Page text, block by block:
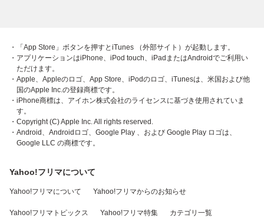
・「App Store」ボタンを押すとiTunes （外部サイト）が起動します。
・アプリケーションはiPhone、iPod touch、iPadまたはAndroidでご利用い
ただけます。
・Apple、Appleのロゴ、App Store、iPodのロゴ、iTunesは、米国および他
国のApple Inc.の登録商標です。
・iPhone商標は、アイホン株式会社のライセンスに基づき使用されていま
す。
・Copyright (C) Apple Inc. All rights reserved.
・Android、Androidロゴ、Google Play 、および Google Play ロゴは、
Google LLC の商標です。
Yahoo!フリマについて
Yahoo!フリマについて Yahoo!フリマからのお知らせ
Yahoo!フリマトピックス Yahoo!フリマ特集 カテゴリ一覧